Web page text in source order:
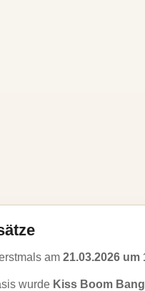
am 21.03.2026 um
wurde Kiss Boom Bang